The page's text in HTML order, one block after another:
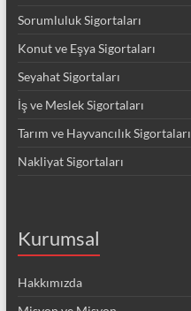
Sorumluluk Sigortaları
Konut ve Eşya Sigortaları
Seyahat Sigortaları
İş ve Meslek Sigortaları
Tarım ve Hayvancılık Sigortaları
Nakliyat Sigortaları
Kurumsal
Hakkımızda